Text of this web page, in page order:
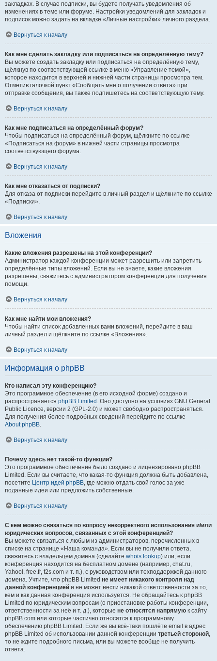
закладках. В случае подписки, вы будете получать уведомления об
изменениях в теме или форуме. Настройки уведомлений для закладок и
подписок можно задать на вкладке «Личные настройки» личного раздела.
Вернуться к началу
Как мне сделать закладку или подписаться на определённую тему?
Вы можете создать закладку или подписаться на определённую тему,
щёлкнув по соответствующей ссылке в меню «Управление темой»,
которое находится в верхней и нижней части страницы просмотра тем.
Отметив галочкой пункт «Сообщать мне о получении ответа» при
отправке сообщения, вы также подпишетесь на соответствующую тему.
Вернуться к началу
Как мне подписаться на определённый форум?
Чтобы подписаться на определённый форум, щёлкните по ссылке
«Подписаться на форум» в нижней части страницы просмотра
соответствующего форума.
Вернуться к началу
Как мне отказаться от подписки?
Для отказа от подписки перейдите в личный раздел и щёлкните по ссылке
«Подписки».
Вернуться к началу
Вложения
Какие вложения разрешены на этой конференции?
Администратор каждой конференции может разрешить или запретить
определённые типы вложений. Если вы не знаете, какие вложения
разрешены, свяжитесь с администратором конференции для получения
помощи.
Вернуться к началу
Как мне найти мои вложения?
Чтобы найти список добавленных вами вложений, перейдите в ваш
личный раздел и щёлкните по ссылке «Вложения».
Вернуться к началу
Информация о phpBB
Кто написал эту конференцию?
Это программное обеспечение (в его исходной форме) создано и
распространяется phpBB Limited . Оно доступно на условиях GNU General
Public Licence, версии 2 (GPL-2.0) и может свободно распространяться.
Для получения более подробных сведений перейдите по ссылке
About phpBB.
Вернуться к началу
Почему здесь нет такой-то функции?
Это программное обеспечение было создано и лицензировано phpBB
Limited. Если вы считаете, что какая-то функция должна быть добавлена,
посетите Центр идей phpBB, где можно отдать свой голос за уже
поданные идеи или предложить собственные.
Вернуться к началу
С кем можно связаться по вопросу некорректного использования и/или
юридических вопросов, связанных с этой конференцией?
Вы можете связаться с любым из администраторов, перечисленных в
списке на странице «Наша команда». Если вы не получили ответа,
свяжитесь с владельцем домена (сделайте whois lookup) или, если
конференция находится на бесплатном домене (например, chat.ru,
Yahoo!, free.fr, f2s.com и т. п.), с руководством или техподдержкой данного
домена. Учтите, что phpBB Limited не имеет никакого контроля над
данной конференцией и не может нести никакой ответственности за то,
кем и как данная конференция используется. Не обращайтесь к phpBB
Limited по юридическим вопросам (о приостановке работы конференции,
ответственности за неё и т. д.), которые не относятся напрямую к сайту
phpBB.com или которые частично относятся к программному
обеспечению phpBB Limited. Если же вы всё-таки пошлёте email в адрес
phpBB Limited об использовании данной конференции третьей стороной,
то не ждите подробного письма, или вы можете вообще не получить
ответа.